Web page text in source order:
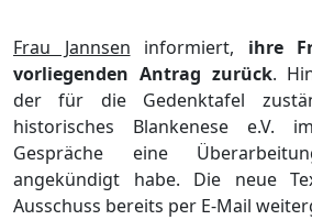
Frau Jannsen informiert, ihre
vorliegenden Antrag zurück.
der für die Gedenktafel zustä
historisches Blankenese e.V.
Gespräche eine Ü
angekündigt habe. Die neue
Ausschuss bereits per E-Mail